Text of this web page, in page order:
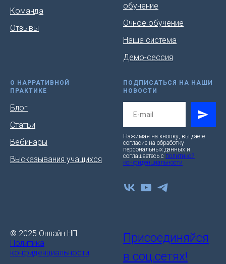
Команда
Отзывы
обучение
Очное обучение
Наша система
Демо-сессия
О НАРРАТИВНОЙ
ПРАКТИКЕ
Блог
Статьи
Вебинары
Высказывания учащихся
ПОДПИСАТЬСЯ НА НАШИ
НОВОСТИ
Нажимая на кнопку, вы даете
согласие на обработку
персональных данных и
соглашаетесь c политикой
конфиденциальности
© 2025 Онлайн НП
Политика
конфиденциальности
Присоединяйся
в соц.сетях!